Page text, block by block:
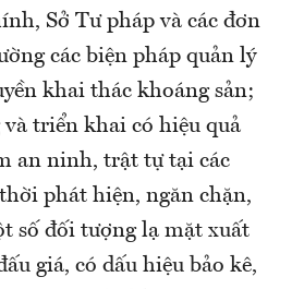
Sở Tư pháp và các đơn
các biện pháp quản lý
khai thác khoáng sản;
và triển khai có hiệu quả
an ninh, trật tự tại các
phát hiện, ngăn chặn,
số đối tượng lạ mặt xuất
giá, có dấu hiệu bảo kê,